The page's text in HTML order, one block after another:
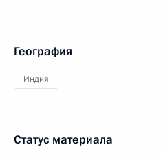
География
Индия
Статус материала